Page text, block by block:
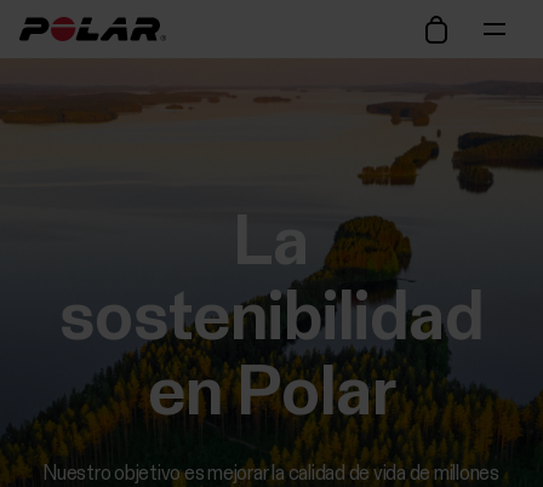
La
sostenibilidad
en Polar
Nuestro objetivo es mejorar la calidad de vida de millones